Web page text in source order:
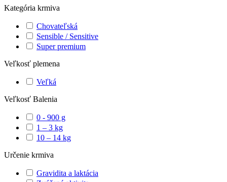
Kategória krmiva
Chovateľská
Sensible / Sensitive
Super premium
Veľkosť plemena
Veľká
Veľkosť Balenia
0 - 900 g
1 – 3 kg
10 – 14 kg
Určenie krmiva
Gravidita a laktácia